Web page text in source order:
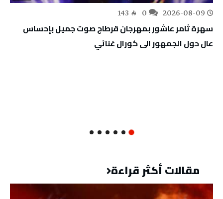
2026-08-09
143
سهرة ثامر عاشور بمهرجان قرطاج صوت جميل بإحساس
عال حول الجمهور الى كورال غنائي
مقالات أكثر قراءة